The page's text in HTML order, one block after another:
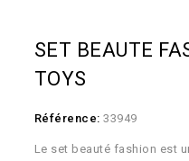
SET BEAUTE
TOYS
Référence: 33949
Le set beauté fashion est